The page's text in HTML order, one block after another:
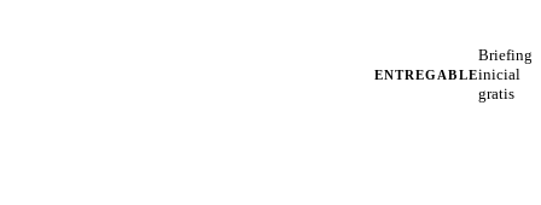
ENTREGABLE
Briefing
inicial
gratis